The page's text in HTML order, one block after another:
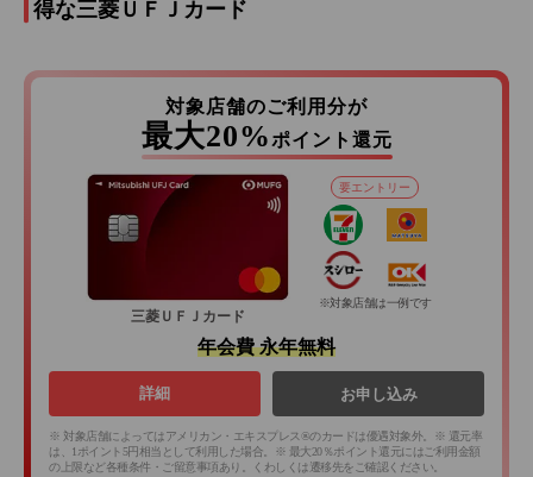
得な三菱ＵＦＪカード
対象店舗のご利用分が
最大20% ポイント還元
三菱ＵＦＪカード
要エントリー
※対象店舗は一例です
年会費 永年無料
詳細 お申し込み
※ 対象店舗によってはアメリカン・エキスプレス®のカードは優遇対象外。※ 還元率
は、1ポイント5円相当として利用した場合。※ 最大20％ポイント還元にはご利用金額
の上限など各種条件・ご留意事項あり。くわしくは遷移先をご確認ください。